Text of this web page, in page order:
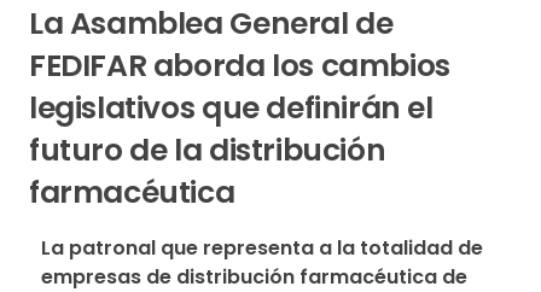
La Asamblea General de
FEDIFAR aborda los cambios
legislativos que definirán el
futuro de la distribución
farmacéutica
La patronal que representa a la totalidad de
empresas de distribución farmacéutica de